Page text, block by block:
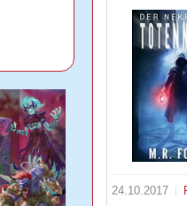
24.10.2017